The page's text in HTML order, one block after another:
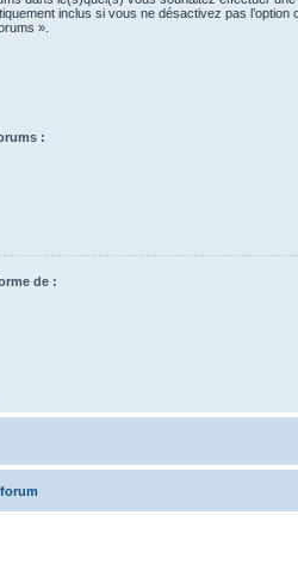
inclus si vous ne désactivez pas l’option
».
:
de :